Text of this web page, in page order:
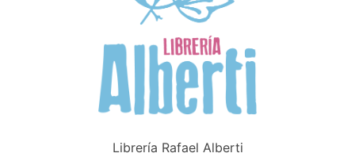
Librería Rafael Alberti